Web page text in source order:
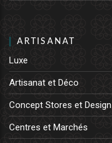
ARTISANAT
Luxe
Artisanat et Déco
Concept Stores et Design
Centres et Marchés